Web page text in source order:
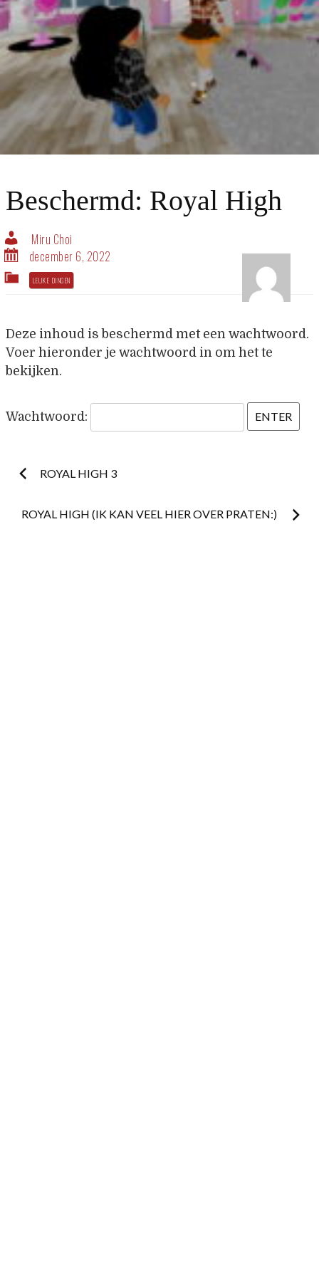
Beschermd: Royal High
Miru Choi
december 6, 2022
LEUKE DINGEN
Deze inhoud is beschermd met een wachtwoord.
Voer hieronder je wachtwoord in om het te
bekijken.
Wachtwoord:
Postnavigatie
ROYAL HIGH 3
ROYAL HIGH (IK KAN VEEL HIER OVER PRATEN:)